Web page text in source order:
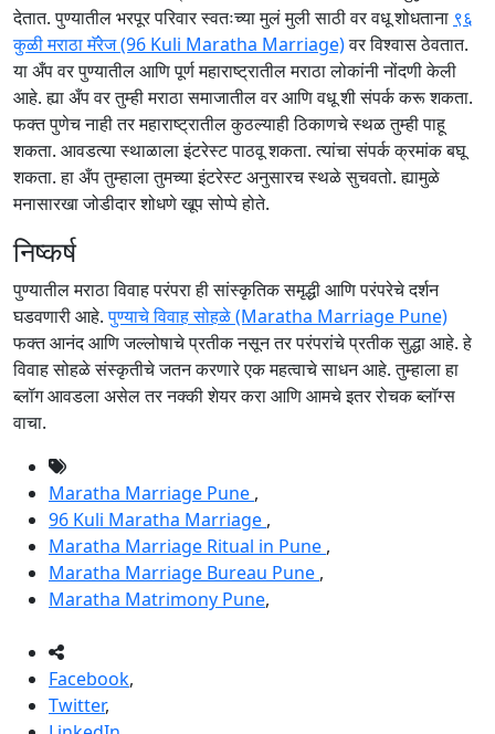
देतात. पुण्यातील भरपूर परिवार स्वतःच्या मुलं मुली साठी वर वधू शोधताना ९६
कुळी मराठा मॅरेज (96 Kuli Maratha Marriage)वर विश्वास ठेवतात.
या अँप वर पुण्यातील आणि पूर्ण महाराष्ट्रातील मराठा लोकांनी नोंदणी केली
आहे. ह्या अँप वर तुम्ही मराठा समाजातील वर आणि वधू शी संपर्क करू शकता.
फक्त पुणेच नाही तर महाराष्ट्रातील कुठल्याही ठिकाणचे स्थळ तुम्ही पाहू
शकता. आवडत्या स्थाळाला इंटरेस्ट पाठवू शकता. त्यांचा संपर्क क्रमांक बघू
शकता. हा अँप तुम्हाला तुमच्या इंटरेस्ट अनुसारच स्थळे सुचवतो. ह्यामुळे
मनासारखा जोडीदार शोधणे खूप सोप्पे होते.
निष्कर्ष
पुण्यातील मराठा विवाह परंपरा ही सांस्कृतिक समृद्धी आणि परंपरेचे दर्शन
घडवणारी आहे.पुण्याचे विवाह सोहळे (Maratha Marriage Pune)
फक्त आनंद आणि जल्लोषाचे प्रतीक नसून तर परंपरांचे प्रतीक सुद्धा आहे. हे
विवाह सोहळे संस्कृतीचे जतन करणारे एक महत्वाचे साधन आहे. तुम्हाला हा
ब्लॉग आवडला असेल तर नक्की शेयर करा आणि आमचे इतर रोचक ब्लॉग्स
वाचा.
Maratha Marriage Pune ,
96 Kuli Maratha Marriage ,
Maratha Marriage Ritual in Pune ,
Maratha Marriage Bureau Pune ,
Maratha Matrimony Pune,
Facebook,
Twitter,